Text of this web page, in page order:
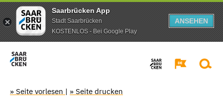
Saarbrücken App
Stadt Saarbrücken
KOSTENLOS - Bei Google Play
ANSEHEN
» Seite vorlesen | » Seite drucken